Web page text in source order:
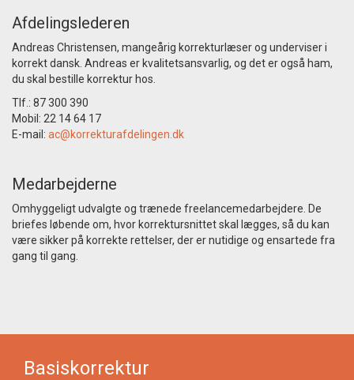
Afdelingslederen
Andreas Christensen, mangeårig korrekturlæser og underviser i
korrekt dansk. Andreas er kvalitetsansvarlig, og det er også ham,
du skal bestille korrektur hos.
Tlf.: 87 300 390
Mobil: 22 14 64 17
E-mail: ac@korrekturafdelingen.dk
Medarbejderne
Omhyggeligt udvalgte og trænede freelancemedarbejdere. De
briefes løbende om, hvor korrektursnittet skal lægges, så du kan
være sikker på korrekte rettelser, der er nutidige og ensartede fra
gang til gang.
Basiskorrektur